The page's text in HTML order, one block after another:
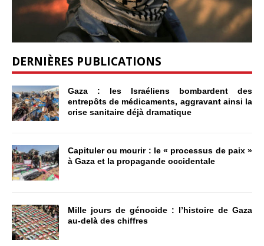
DERNIÈRES PUBLICATIONS
Gaza : les Israéliens bombardent des
entrepôts de médicaments, aggravant ainsi la
crise sanitaire déjà dramatique
Capituler ou mourir : le « processus de paix »
à Gaza et la propagande occidentale
Mille jours de génocide : l’histoire de Gaza
au-delà des chiffres